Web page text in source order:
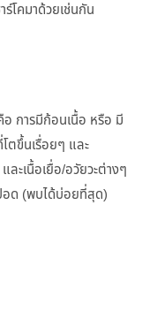
ร์โคมาด้วยเช่นกัน
อ การมีก้อนเนื้อ หรือ มี
ตขึ้นเรื่อยๆ และ
ละเนื้อเยื่อ/อวัยวะต่างๆ
อด (พบได้บ่อยที่สุด)